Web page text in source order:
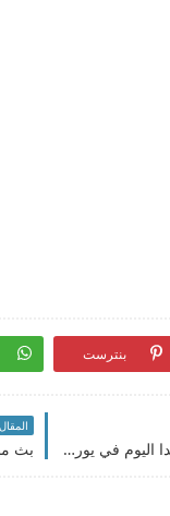
بنترست
بث مباشر مشاهدة مباراة انجلترا واسكتلندا اليوم في يورو 2020 والقنوات الناقلة والمعلق